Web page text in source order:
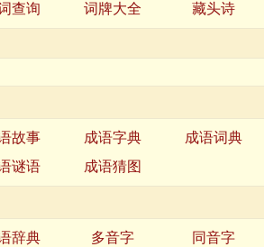
查询 词牌大全 藏头诗
故事 成语字典
成语词典
谜语 成语猜图
辞典 多音字
同音字